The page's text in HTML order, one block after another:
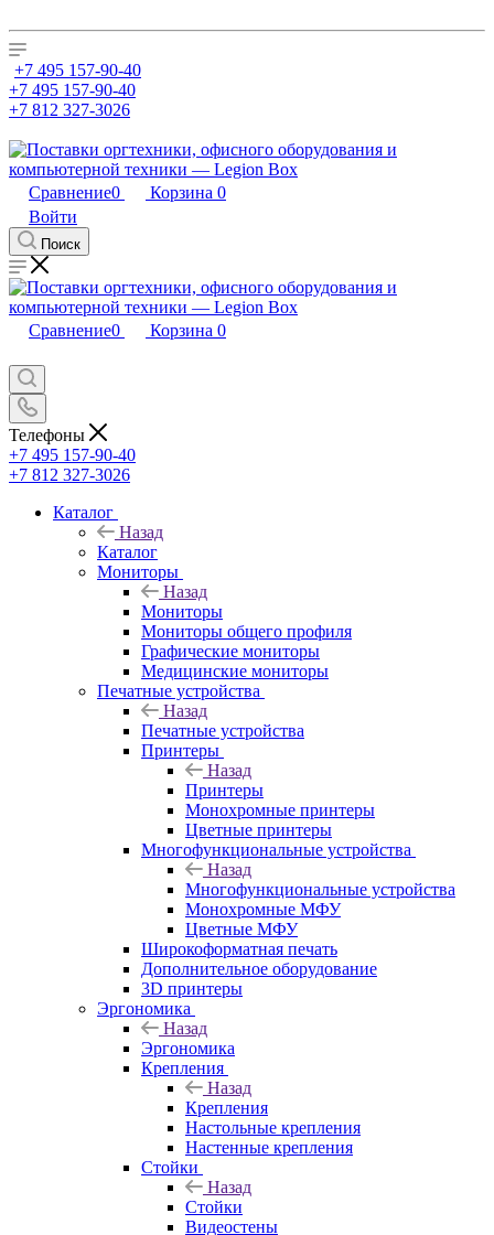
+7 495 157-90-40
+7 495 157-90-40
+7 812 327-3026
Сравнение0 Корзина 0
Войти
Поиск
Сравнение0 Корзина 0
Телефоны
+7 495 157-90-40
+7 812 327-3026
Каталог
Назад
Каталог
Мониторы
Назад
Мониторы
Мониторы общего профиля
Графические мониторы
Медицинские мониторы
Печатные устройства
Назад
Печатные устройства
Принтеры
Назад
Принтеры
Моноxромныe принтеры
Цвeтныe принтеры
Многофункциональные устройства
Назад
Многофункциональные устройства
Монохромные МФУ
Цветные МФУ
Широкоформатная печать
Дополнительное оборудование
3D принтеры
Эргономика
Назад
Эргономика
Крепления
Назад
Крепления
Настольные крепления
Настенные крепления
Стойки
Назад
Стойки
Видеостены